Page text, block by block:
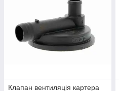
Клапан вентиляція картера